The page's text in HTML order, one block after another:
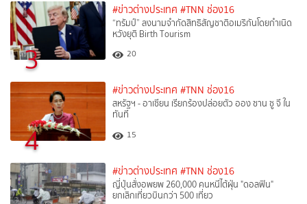
3
#ข่าวต่างประเทศ #TNN ช่อง16
“ทรัมป์” ลงนามจำกัดสิทธิสัญชาติอเมริกันโดยกำเนิด
หวังยุติ Birth Tourism
20
4
#ข่าวต่างประเทศ #TNN ช่อง16
สหรัฐฯ - อาเซียน เรียกร้องปล่อยตัว ออง ซาน ซู จี ใน
ทันที
15
#ข่าวต่างประเทศ #TNN ช่อง16
ญี่ปุ่นสั่งอพยพ 260,000 คนหนีไต้ฝุ่น "ดอลฟิน"
ยกเลิกเที่ยวบินกว่า 500 เที่ยว